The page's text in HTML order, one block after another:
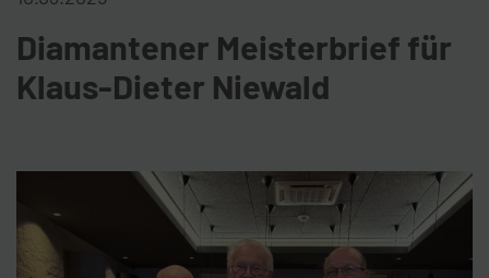
Diamantener Meisterbrief für
Klaus-Dieter Niewald